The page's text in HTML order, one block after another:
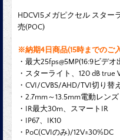
HDCVI 5メガピクセル スター
売(POC)
※納期4日商品(15時までのご
・最大25fps@5MP(16:9ビデオ
・スターライト、120 dB true
・CVI/CVBS/AHD/TVI切り替
・2.7mm～13.5mm電動レンズ
・IR最大30m、スマートIR
・IP67、IK10
・PoC(CVIのみ)/12V±30%DC